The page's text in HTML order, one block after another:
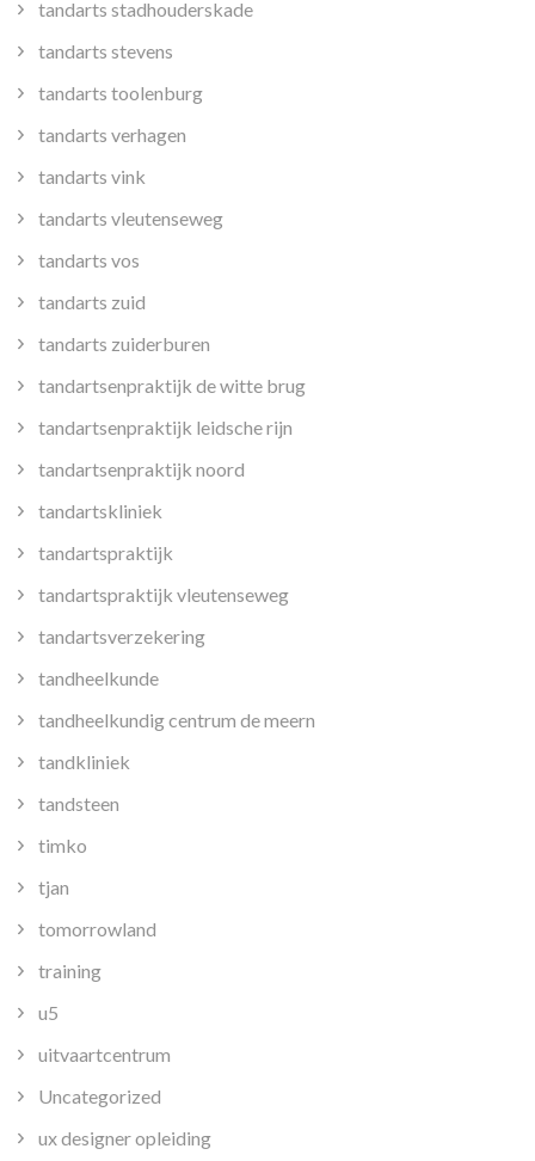
tandarts stadhouderskade
tandarts stevens
tandarts toolenburg
tandarts verhagen
tandarts vink
tandarts vleutenseweg
tandarts vos
tandarts zuid
tandarts zuiderburen
tandartsenpraktijk de witte brug
tandartsenpraktijk leidsche rijn
tandartsenpraktijk noord
tandartskliniek
tandartspraktijk
tandartspraktijk vleutenseweg
tandartsverzekering
tandheelkunde
tandheelkundig centrum de meern
tandkliniek
tandsteen
timko
tjan
tomorrowland
training
u5
uitvaartcentrum
Uncategorized
ux designer opleiding